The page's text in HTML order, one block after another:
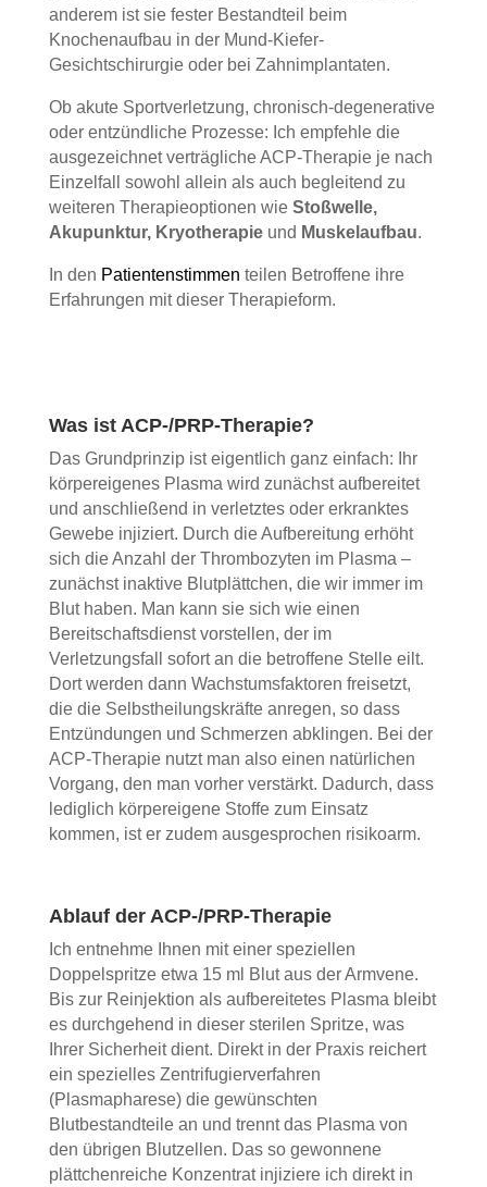
anderem ist sie fester Bestandteil beim
Knochenaufbau in der Mund-Kiefer-
Gesichtschirurgie oder bei Zahnimplantaten.
Ob akute Sportverletzung, chronisch-degenerative
oder entzündliche Prozesse: Ich empfehle die
ausgezeichnet verträgliche ACP-Therapie je nach
Einzelfall sowohl allein als auch begleitend zu
weiteren Therapieoptionen wie Stoßwelle,
Akupunktur, Kryotherapie und Muskelaufbau.
In den Patientenstimmen teilen Betroffene ihre
Erfahrungen mit dieser Therapieform.
Was ist ACP-/PRP-Therapie?
Das Grundprinzip ist eigentlich ganz einfach: Ihr
körpereigenes Plasma wird zunächst aufbereitet
und anschließend in verletztes oder erkranktes
Gewebe injiziert. Durch die Aufbereitung erhöht
sich die Anzahl der Thrombozyten im Plasma –
zunächst inaktive Blutplättchen, die wir immer im
Blut haben. Man kann sie sich wie einen
Bereitschaftsdienst vorstellen, der im
Verletzungsfall sofort an die betroffene Stelle eilt.
Dort werden dann Wachstumsfaktoren freisetzt,
die die Selbstheilungskräfte anregen, so dass
Entzündungen und Schmerzen abklingen. Bei der
ACP-Therapie nutzt man also einen natürlichen
Vorgang, den man vorher verstärkt. Dadurch, dass
lediglich körpereigene Stoffe zum Einsatz
kommen, ist er zudem ausgesprochen risikoarm.
Ablauf der ACP-/PRP-Therapie
Ich entnehme Ihnen mit einer speziellen
Doppelspritze etwa 15 ml Blut aus der Armvene.
Bis zur Reinjektion als aufbereitetes Plasma bleibt
es durchgehend in dieser sterilen Spritze, was
Ihrer Sicherheit dient. Direkt in der Praxis reichert
ein spezielles Zentrifugierverfahren
(Plasmapharese) die gewünschten
Blutbestandteile an und trennt das Plasma von
den übrigen Blutzellen. Das so gewonnene
plättchenreiche Konzentrat injiziere ich direkt in